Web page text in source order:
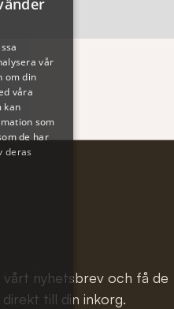
our
vårt nyhetsbrev och få de
till din inkorg.
vår
om din
våra
kan
som
de har
deras